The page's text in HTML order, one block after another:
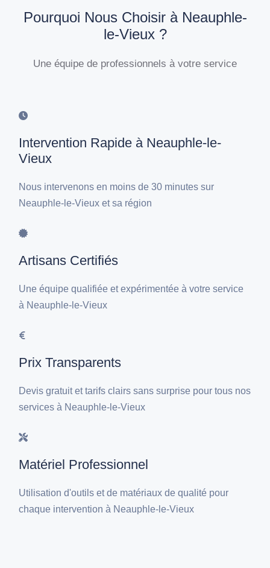
Pourquoi Nous Choisir à Neauphle-
le-Vieux ?
Une équipe de professionnels à votre service
Intervention Rapide à Neauphle-le-
Vieux
Nous intervenons en moins de 30 minutes sur
Neauphle-le-Vieux et sa région
Artisans Certifiés
Une équipe qualifiée et expérimentée à votre service
à Neauphle-le-Vieux
Prix Transparents
Devis gratuit et tarifs clairs sans surprise pour tous nos
services à Neauphle-le-Vieux
Matériel Professionnel
Utilisation d'outils et de matériaux de qualité pour
chaque intervention à Neauphle-le-Vieux